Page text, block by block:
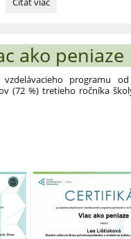
„Škola
priateľská
k
deťom“:
ako peniaze
vzdelávacieho programu
(72 %) tretieho ročníka